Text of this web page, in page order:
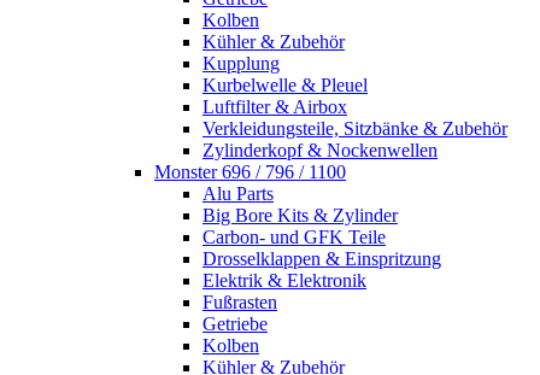
Kolben
Kühler & Zubehör
Kupplung
Kurbelwelle & Pleuel
Luftfilter & Airbox
Verkleidungsteile, Sitzbänke & Zubehör
Zylinderkopf & Nockenwellen
Monster 696 / 796 / 1100
Alu Parts
Big Bore Kits & Zylinder
Carbon- und GFK Teile
Drosselklappen & Einspritzung
Elektrik & Elektronik
Fußrasten
Getriebe
Kolben
Kühler & Zubehör